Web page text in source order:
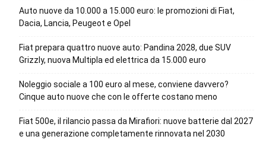
Auto nuove da 10.000 a 15.000 euro: le promozioni di Fiat,
Dacia, Lancia, Peugeot e Opel
Fiat prepara quattro nuove auto: Pandina 2028, due SUV
Grizzly, nuova Multipla ed elettrica da 15.000 euro
Noleggio sociale a 100 euro al mese, conviene davvero?
Cinque auto nuove che con le offerte costano meno
Fiat 500e, il rilancio passa da Mirafiori: nuove batterie dal 2027
e una generazione completamente rinnovata nel 2030